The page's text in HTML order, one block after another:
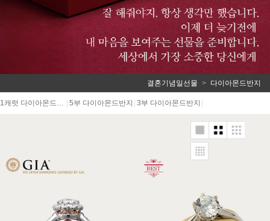
결혼기념일선물 다이아몬드반지
1캐럿 다이아몬드반지 5부 다이아몬드반지 3부 다이아몬드반지